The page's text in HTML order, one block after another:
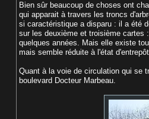
Bien sûr beaucoup de choses ont
qui apparait à travers les troncs
si caractéristique a disparu : il a été
sur les deuxième et troisième cartes
quelques années. Mais elle existe
mais semble réduite à l'état
Quant à la voie de circulation qui se
boulevard Docteur Marbeau.